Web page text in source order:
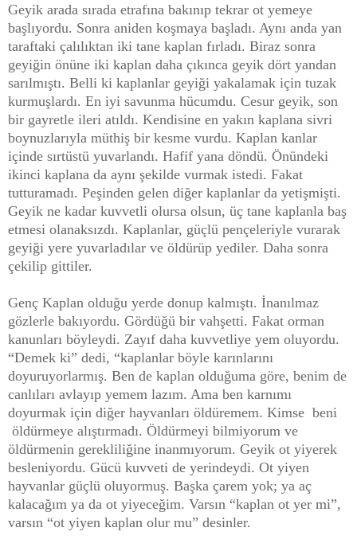
Geyik arada sırada etrafına bakınıp tekrar ot yemeye
başlıyordu. Sonra aniden koşmaya başladı. Aynı anda yan
taraftaki çalılıktan iki tane kaplan fırladı. Biraz sonra
geyiğin önüne iki kaplan daha çıkınca geyik dört yandan
sarılmıştı. Belli ki kaplanlar geyiği yakalamak için tuzak
kurmuşlardı. En iyi savunma hücumdu. Cesur geyik, son
bir gayretle ileri atıldı. Kendisine en yakın kaplana sivri
boynuzlarıyla müthiş bir kesme vurdu. Kaplan kanlar
içinde sırtüstü yuvarlandı. Hafif yana döndü. Önündeki
ikinci kaplana da aynı şekilde vurmak istedi. Fakat
tutturamadı. Peşinden gelen diğer kaplanlar da yetişmişti.
Geyik ne kadar kuvvetli olursa olsun, üç tane kaplanla baş
etmesi olanaksızdı. Kaplanlar, güçlü pençeleriyle vurarak
geyiği yere yuvarladılar ve öldürüp yediler. Daha sonra
çekilip gittiler.
Genç Kaplan olduğu yerde donup kalmıştı. İnanılmaz
gözlerle bakıyordu. Gördüğü bir vahşetti. Fakat orman
kanunları böyleydi. Zayıf daha kuvvetliye yem oluyordu.
“Demek ki” dedi, “kaplanlar böyle karınlarını
doyuruyorlarmış. Ben de kaplan olduğuma göre, benim de
canlıları avlayıp yemem lazım. Ama ben karnımı
doyurmak için diğer hayvanları öldüremem. Kimse beni
öldürmeye alıştırmadı. Öldürmeyi bilmiyorum ve
öldürmenin gerekliliğine inanmıyorum. Geyik ot yiyerek
besleniyordu. Gücü kuvveti de yerindeydi. Ot yiyen
hayvanlar güçlü oluyormuş. Başka çarem yok; ya aç
kalacağım ya da ot yiyeceğim. Varsın “kaplan ot yer mi”,
varsın “ot yiyen kaplan olur mu” desinler.